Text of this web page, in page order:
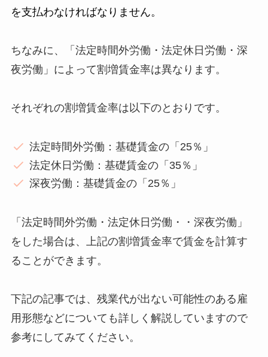
を支払わなければなりません。
ちなみに、「法定時間外労働・法定休日労働・深
夜労働」によって割増賃金率は異なります。
それぞれの割増賃金率は以下のとおりです。
法定時間外労働：基礎賃金の「25％」
法定休日労働：基礎賃金の「35％」
深夜労働：基礎賃金の「25％」
「法定時間外労働・法定休日労働・・深夜労働」
をした場合は、上記の割増賃金率で賃金を計算す
ることができます。
下記の記事では、残業代が出ない可能性のある雇
用形態などについても詳しく解説していますので
参考にしてみてください。